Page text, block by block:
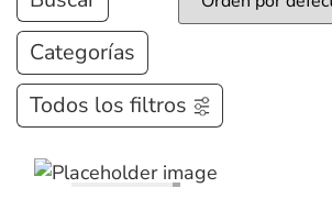
Categorías
Todos los filtros